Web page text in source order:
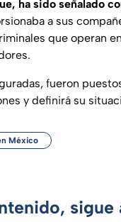
ha sido señalado
a sus
que operan
fueron
y definirá su
México